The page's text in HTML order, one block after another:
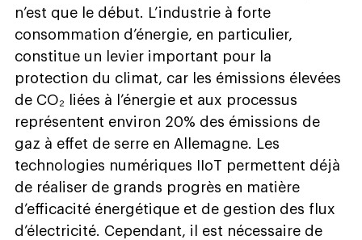
n’est que le début. L’industrie à forte
consommation d’énergie, en particulier,
constitue un levier important pour la
protection du climat, car les émissions élevées
de CO₂ liées à l’énergie et aux processus
représentent environ 20% des émissions de
gaz à effet de serre en Allemagne. Les
technologies numériques IIoT permettent déjà
de réaliser de grands progrès en matière
d’efficacité énergétique et de gestion des flux
d’électricité. Cependant, il est nécessaire de